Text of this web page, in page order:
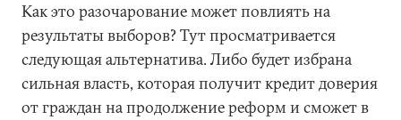
Как это разочарование может повлиять на
результаты выборов? Тут просматривается
следующая альтернатива. Либо будет избрана
сильная власть, которая получит кредит доверия
от граждан на продолжение реформ и сможет в